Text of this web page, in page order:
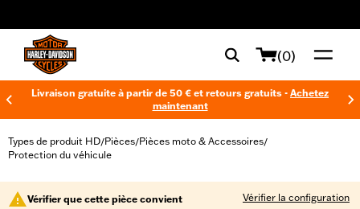
(0)
Livraison gratuite à partir de 50 € et retours gratuits - Achetez
maintenant
Types de produit HD/Pièces/Pièces moto & Accessoires/
Protection du véhicule
Vérifier que cette pièce convient Vérifier la configuration